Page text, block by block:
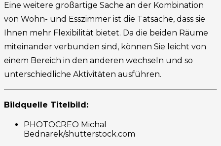
Eine weitere großartige Sache an der Kombination
von Wohn- und Esszimmer ist die Tatsache, dass sie
Ihnen mehr Flexibilität bietet. Da die beiden Räume
miteinander verbunden sind, können Sie leicht von
einem Bereich in den anderen wechseln und so
unterschiedliche Aktivitäten ausführen.
Bildquelle Titelbild:
PHOTOCREO Michal
Bednarek/shutterstock.com